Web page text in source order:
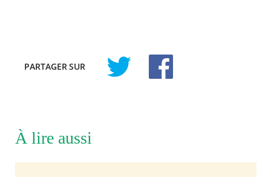
PARTAGERSUR
À lire aussi